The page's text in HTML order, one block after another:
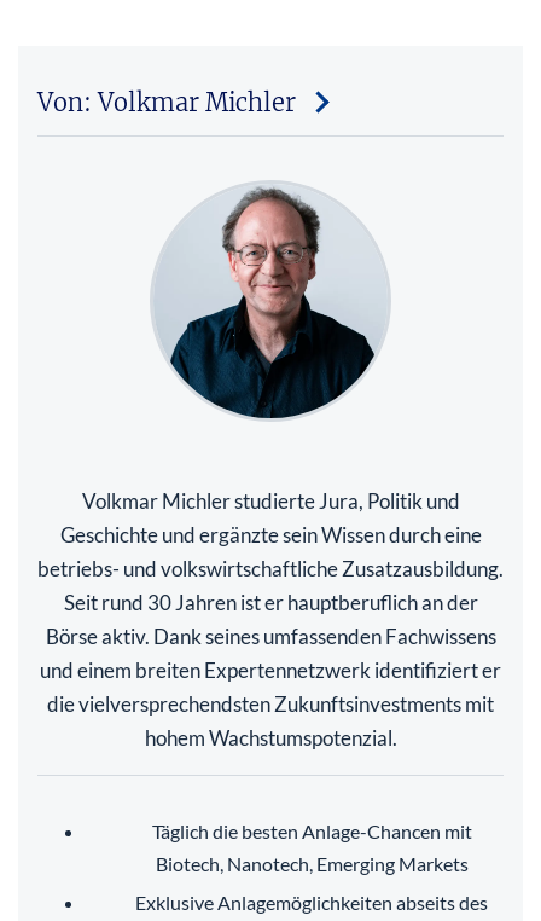
Von: Volkmar Michler
Volkmar Michler studierte Jura, Politik und
Geschichte und ergänzte sein Wissen durch eine
betriebs- und volkswirtschaftliche Zusatzausbildung.
Seit rund 30 Jahren ist er hauptberuflich an der
Börse aktiv. Dank seines umfassenden Fachwissens
und einem breiten Expertennetzwerk identifiziert er
die vielversprechendsten Zukunftsinvestments mit
hohem Wachstumspotenzial.
Täglich die besten Anlage-Chancen mit
Biotech, Nanotech, Emerging Markets
Exklusive Anlagemöglichkeiten abseits des